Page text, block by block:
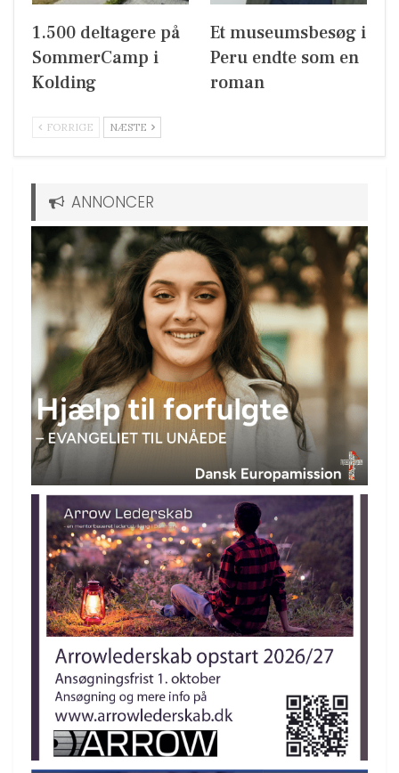
1.500 deltagere på
SommerCamp i
Kolding
Et museumsbesøg i
Peru endte som en
roman
FORRIGE NÆSTE
ANNONCER